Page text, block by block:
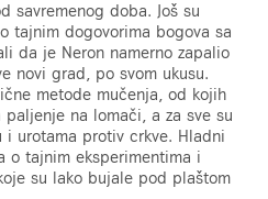
savremenog doba. Još su
tajnim dogovorima bogova sa
da je Neron namerno zapalio
novi grad, po svom ukusu.
metode mučenja, od kojih
na lomači, a za sve su
i urotama protiv crkve. Hladni
o tajnim eksperimentima i
su lako bujale pod plaštom